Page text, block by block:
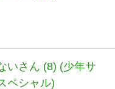
いさん (8) (少年サ
ペシャル)